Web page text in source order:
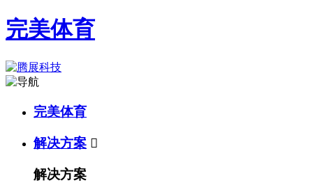
完美体育
完美体育
解决方案 
解决方案